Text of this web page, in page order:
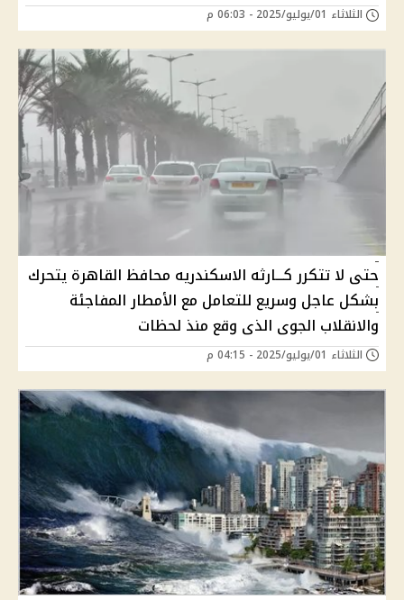
الثلاثاء 01/يوليو/2025 - 06:03 م
حتى لا تتكرر كـــارثه الاسكندريه محافظ القاهرة يتحرك
بشكل عاجل وسريع للتعامل مع الأمطار المفاجئة
والانقلاب الجوى الذى وقع منذ لحظات
الثلاثاء 01/يوليو/2025 - 04:15 م